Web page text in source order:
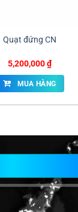
Quạt đứng CN
5,200,000₫
MUA HÀNG